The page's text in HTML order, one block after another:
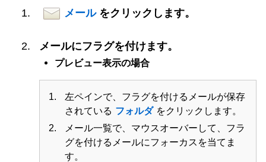
メール をクリックします。
メールにフラグを付けます。
プレビュー表示の場合
左ペインで、フラグを付けるメールが保存
されている フォルダ をクリックします。
メール一覧で、マウスオーバーして、フラ
グを付けるメールにフォーカスを当てま
す。